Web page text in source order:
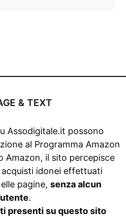
& TEXT
Assodigitale.it possono
al Programma Amazon
Amazon, il sito percepisce
idonei effettuati
pagine, senza alcun
.
presenti su questo sito